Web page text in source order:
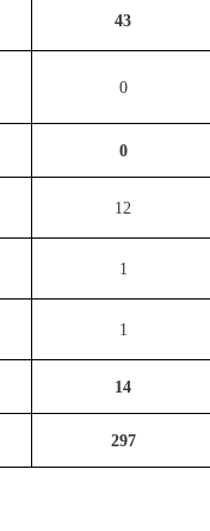
43
0
0
12
1
1
14
297